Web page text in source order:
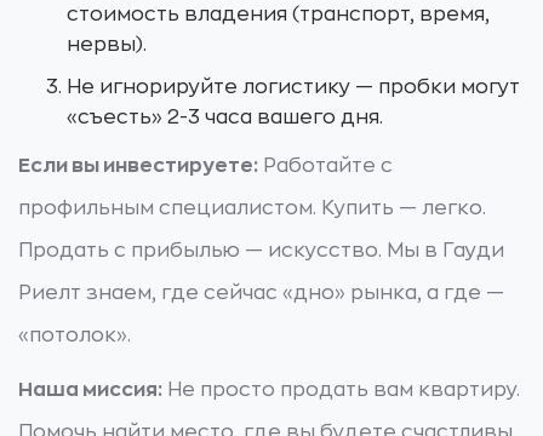
стоимость владения (транспорт, время,
нервы).
Не игнорируйте логистику — пробки могут
«съесть» 2-3 часа вашего дня.
Если вы инвестируете: Работайте с
профильным специалистом. Купить — легко.
Продать с прибылью — искусство. Мы в Гауди
Риелт знаем, где сейчас «дно» рынка, а где —
«потолок».
Наша миссия: Не просто продать вам квартиру.